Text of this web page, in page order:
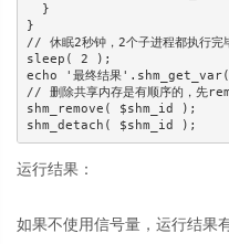
  }
}
// 休眠2秒钟，2个子进程都执行完
sleep( 2 );
echo '最终结果
// 删除共享内存是有顺序的，先
shm_remove( $shm_id );
shm_detach( $shm_id );
运行结果：
如果不使用信号量，运行结果